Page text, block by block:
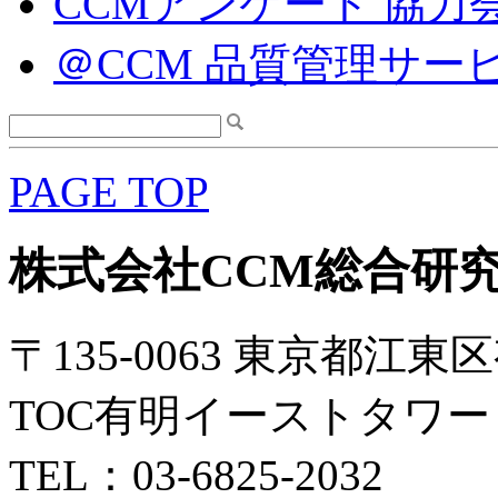
＠CCM 品質管理サー
PAGE TOP
株式会社CCM総合研
〒135-0063 東京都江東
TOC有明イーストタワ
TEL：03-6825-2032